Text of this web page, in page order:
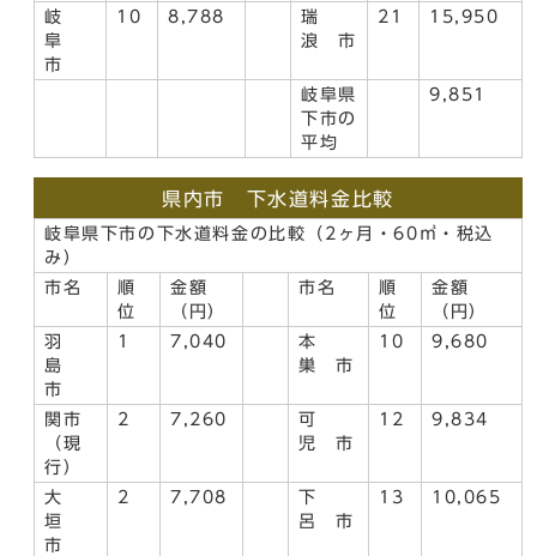
岐
阜
市
10 8,788
瑞
浪 市
21 15,950
岐阜県
下市の
平均
9,851
県内市 下水道料金比較
岐阜県下市の下水道料金の比較（2ヶ月・60㎥・税込
み）
市名
順
位
金額
（円）
市名
順
位
金額
（円）
羽
島
市
1 7,040
本
巣 市
10 9,680
関市
（現
行）
2 7,260
可
児 市
12 9,834
大
垣
市
2 7,708
下
呂 市
13 10,065